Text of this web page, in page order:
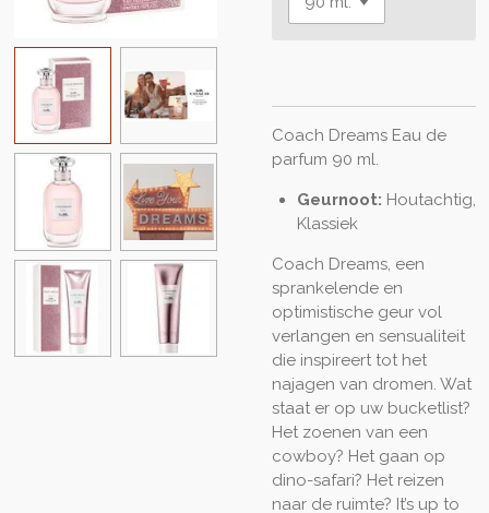
Coach Dreams Eau de
parfum 90 ml.
Geurnoot: Houtachtig,
Klassiek
Coach Dreams, een
sprankelende en
optimistische geur vol
verlangen en sensualiteit
die inspireert tot het
najagen van dromen. Wat
staat er op uw bucketlist?
Het zoenen van een
cowboy? Het gaan op
dino-safari? Het reizen
naar de ruimte? It’s up to